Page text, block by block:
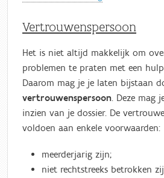
Vertrouwenspersoon
Het is niet altijd makkelijk om
problemen te praten met een
Daarom mag je je laten bijstaan
vertrouwenspersoon. Deze mag
inzien van je dossier. De
voldoen aan enkele voorwaarden:
meerderjarig zijn;
niet rechtstreeks betrokken